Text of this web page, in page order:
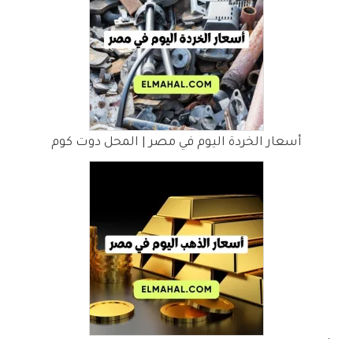
أسعار الخردة اليوم في مصر | المحل دوت كوم